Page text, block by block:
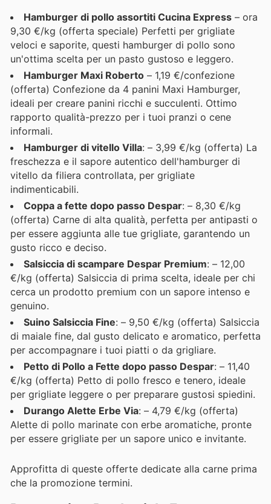
Hamburger di pollo assortiti Cucina Express – ora
9,30 €/kg (offerta speciale) Perfetti per grigliate
veloci e saporite, questi hamburger di pollo sono
un'ottima scelta per un pasto gustoso e leggero.
Hamburger Maxi Roberto – 1,19 €/confezione
(offerta) Confezione da 4 panini Maxi Hamburger,
ideali per creare panini ricchi e succulenti. Ottimo
rapporto qualità-prezzo per i tuoi pranzi o cene
informali.
Hamburger di vitello Villa: – 3,99 €/kg (offerta) La
freschezza e il sapore autentico dell'hamburger di
vitello da filiera controllata, per grigliate
indimenticabili.
Coppa a fette dopo passo Despar: – 8,30 €/kg
(offerta) Carne di alta qualità, perfetta per antipasti o
per essere aggiunta alle tue grigliate, garantendo un
gusto ricco e deciso.
Salsiccia di scampare Despar Premium: – 12,00
€/kg (offerta) Salsiccia di prima scelta, ideale per chi
cerca un prodotto premium con un sapore intenso e
genuino.
Suino Salsiccia Fine: – 9,50 €/kg (offerta) Salsiccia
di maiale fine, dal gusto delicato e aromatico, perfetta
per accompagnare i tuoi piatti o da grigliare.
Petto di Pollo a Fette dopo passo Despar: – 11,40
€/kg (offerta) Petto di pollo fresco e tenero, ideale
per grigliate leggere o per preparare gustosi spiedini.
Durango Alette Erbe Via: – 4,79 €/kg (offerta)
Alette di pollo marinate con erbe aromatiche, pronte
per essere grigliate per un sapore unico e invitante.
Approfitta di queste offerte dedicate alla carne prima
che la promozione termini.